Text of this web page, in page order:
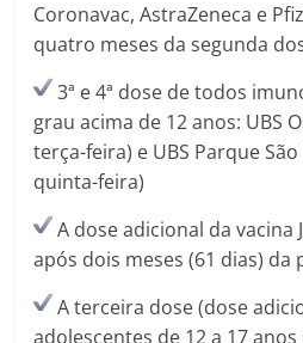
Coronavac, AstraZeneca e
quatro meses da segunda
3ª e 4ª dose de todos
grau acima de 12 anos: UBS
terça-feira) e UBS Parque
quinta-feira)
A dose adicional da vacina
após dois meses (61 dias) da
A terceira dose (dose
adolescentes de 12 a 17